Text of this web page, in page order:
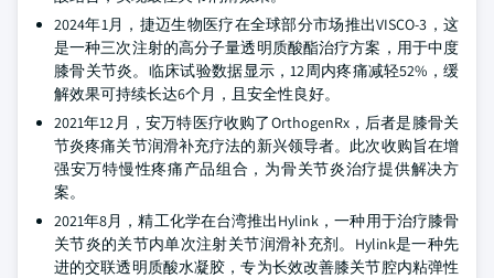
2024年1月，捷迈生物医疗在全球部分市场推出VISCO-3，这
是一种三次注射的高分子量透明质酸酯治疗方案，用于中度
膝骨关节炎。临床试验数据显示，12周内疼痛减轻52%，缓
解效果可持续长达6个月，且安全性良好。
2021年12月，安万特医疗收购了OrthogenRx，后者是膝骨关
节炎疼痛关节润滑补充疗法的新兴领导者。此次收购旨在增
强安万特慢性疼痛产品组合，为骨关节炎治疗提供解决方
案。
2021年8月，精工化学在台湾推出Hylink，一种用于治疗膝骨
关节炎的关节内单次注射关节润滑补充剂。Hylink是一种先
进的交联透明质酸水凝胶，专为长效改善膝关节腔内粘弹性